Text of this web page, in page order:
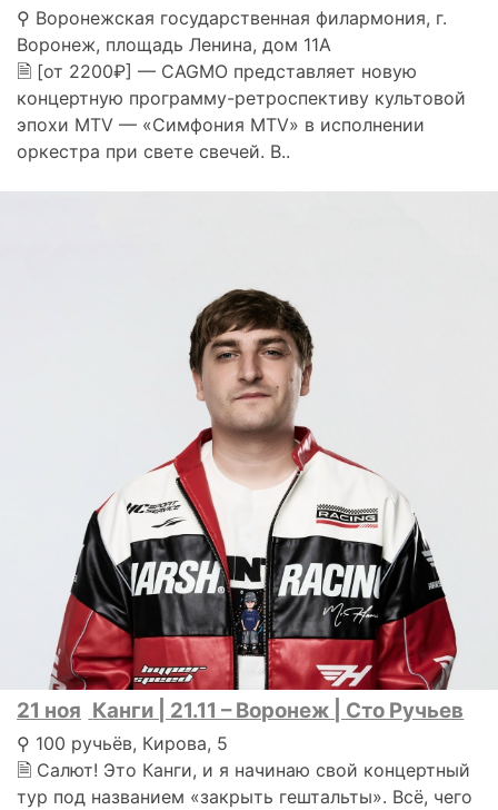
⚲ Воронежская государственная филармония, г.
Воронеж, площадь Ленина, дом 11А
🗎 [от 2200₽] — CAGMO представляет новую
концертную программу-ретроспективу культовой
эпохи MTV — «Симфония MTV» в исполнении
оркестра при свете свечей. В..
21 ноя Канги | 21.11 – Воронеж | Сто Ручьев
⚲ 100 ручьёв, Кирова, 5
🗎 Салют! Это Канги, и я начинаю свой концертный
тур под названием «закрыть гештальты». Всё, чего